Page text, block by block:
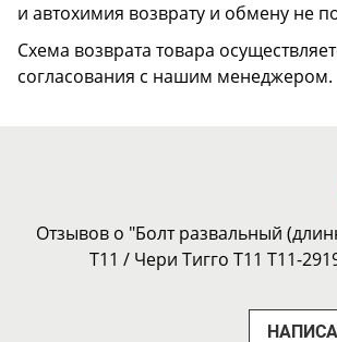
и автохимия возврату и обмену не
Схема возврата товара
согласования с нашим менеджером.
Отзывов о "Болт развальный
Т11 / Чери Тигго Т11 T11-